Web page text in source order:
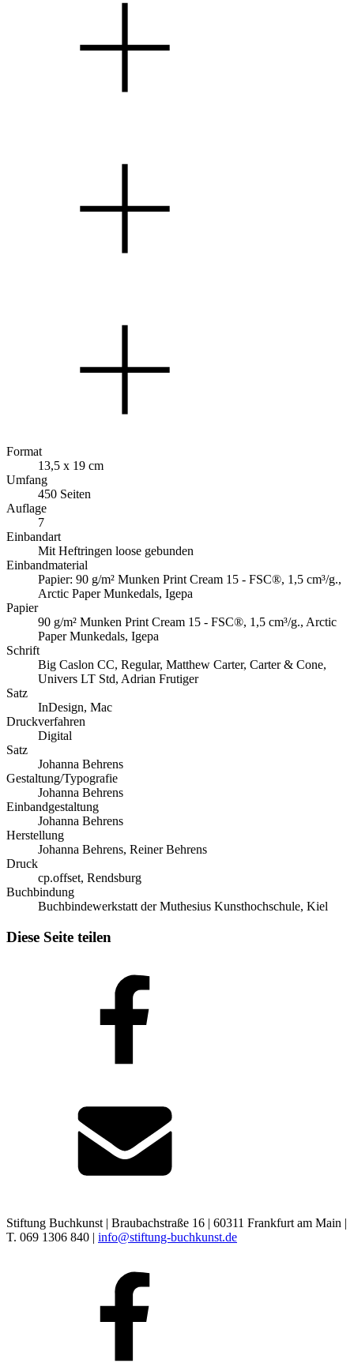
Format
13,5 x 19 cm
Umfang
450 Seiten
Auflage
7
Einbandart
Mit Heftringen loose gebunden
Einbandmaterial
Papier: 90 g/m² Munken Print Cream 15 - FSC®, 1,5 cm³/g.,
Arctic Paper Munkedals, Igepa
Papier
90 g/m² Munken Print Cream 15 - FSC®, 1,5 cm³/g., Arctic
Paper Munkedals, Igepa
Schrift
Big Caslon CC, Regular, Matthew Carter, Carter & Cone,
Univers LT Std, Adrian Frutiger
Satz
InDesign, Mac
Druckverfahren
Digital
Satz
Johanna Behrens
Gestaltung/Typografie
Johanna Behrens
Einbandgestaltung
Johanna Behrens
Herstellung
Johanna Behrens, Reiner Behrens
Druck
cp.offset, Rendsburg
Buchbindung
Buchbindewerkstatt der Muthesius Kunsthochschule, Kiel
Diese Seite teilen
Stiftung Buchkunst | Braubachstraße 16 | 60311 Frankfurt am Main |
T. 069 1306 840 | info@stiftung-buchkunst.de